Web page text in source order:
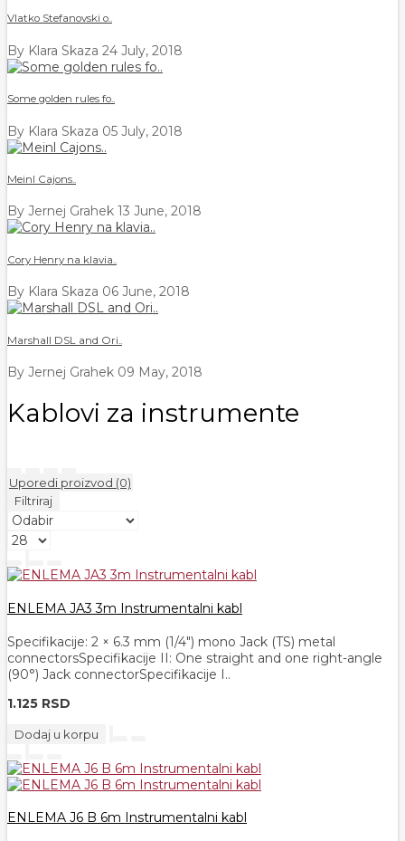
Vlatko Stefanovski o..
By Klara Skaza 24 July, 2018
Some golden rules fo..
By Klara Skaza 05 July, 2018
Meinl Cajons..
By Jernej Grahek 13 June, 2018
Cory Henry na klavia..
By Klara Skaza 06 June, 2018
Marshall DSL and Ori..
By Jernej Grahek 09 May, 2018
Kablovi za instrumente
Uporedi proizvod (0)
Filtriraj
ENLEMA JA3 3m Instrumentalni kabl
Specifikacije: 2 × 6.3 mm (1/4") mono Jack (TS) metal
connectorsSpecifikacije II: One straight and one right-angle
(90°) Jack connectorSpecifikacije I..
1.125 RSD
Dodaj u korpu
ENLEMA J6 B 6m Instrumentalni kabl